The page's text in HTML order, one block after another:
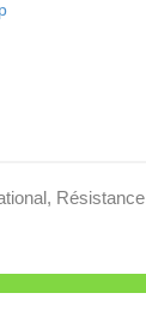
, Résistance